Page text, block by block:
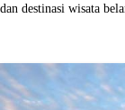
dan destinasi wisata